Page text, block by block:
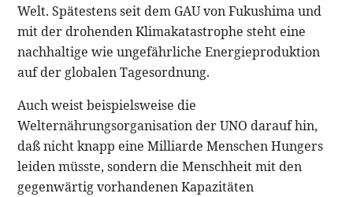
Welt. Spätestens seit dem GAU von Fukushima und
mit der drohenden Klimakatastrophe steht eine
nachhaltige wie ungefährliche Energieproduktion
auf der globalen Tagesordnung.
Auch weist beispielsweise die
Welternährungsorganisation der UNO darauf hin,
daß nicht knapp eine Milliarde Menschen Hungers
leiden müsste, sondern die Menschheit mit den
gegenwärtig vorhandenen Kapazitäten